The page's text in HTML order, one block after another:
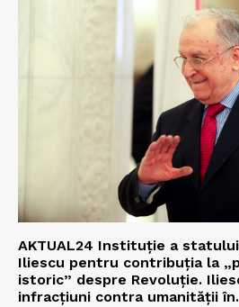
AKTUAL24 Instituție a
Iliescu pentru contribuția la
istoric” despre Revoluție.
infracțiuni contra umanității